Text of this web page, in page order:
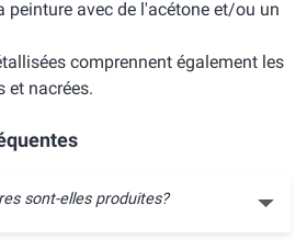
peinture avec de l'acétone et/ou un
comprennent également les
et nacrées.
sont-elles produites?